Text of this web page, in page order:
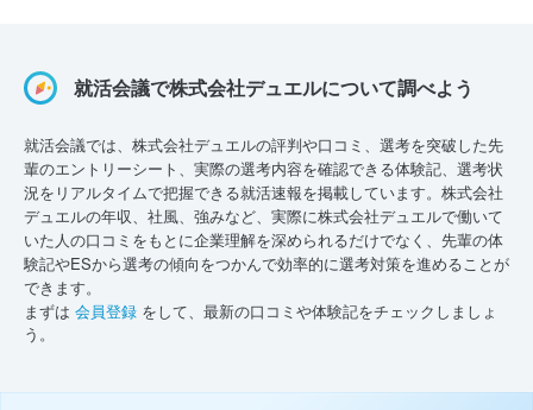
就活会議で株式会社デュエルについて調べよう
就活会議では、株式会社デュエルの評判や口コミ、選考を突破した先
輩のエントリーシート、実際の選考内容を確認できる体験記、選考状
況をリアルタイムで把握できる就活速報を掲載しています。株式会社
デュエルの年収、社風、強みなど、実際に株式会社デュエルで働いて
いた人の口コミをもとに企業理解を深められるだけでなく、先輩の体
験記やESから選考の傾向をつかんで効率的に選考対策を進めることが
できます。
まずは 会員登録 をして、最新の口コミや体験記をチェックしましょ
う。